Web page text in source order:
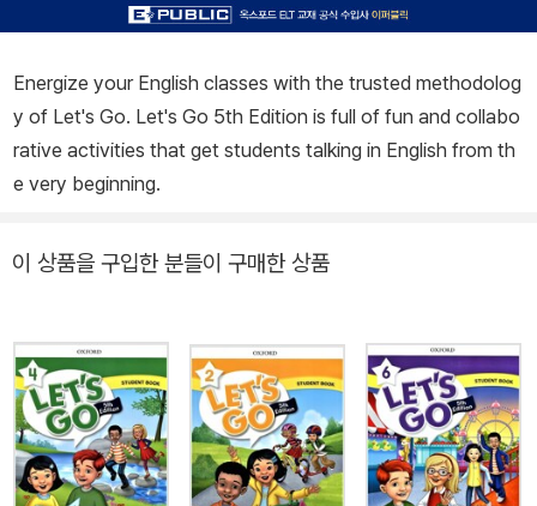
Energize your English classes with the trusted methodolog
y of Let's Go. Let's Go 5th Edition is full of fun and collabo
rative activities that get students talking in English from th
e very beginning.
이 상품을 구입한 분들이 구매한 상품